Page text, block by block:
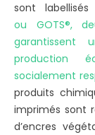
sont labellisés
ou GOTS®,
garantissent
production
socialement
produits
imprimés sont
d’encres